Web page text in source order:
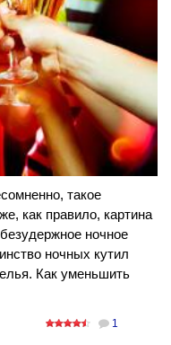
такое
как правило, картина
ночное
ночных кутил
Как уменьшить
1